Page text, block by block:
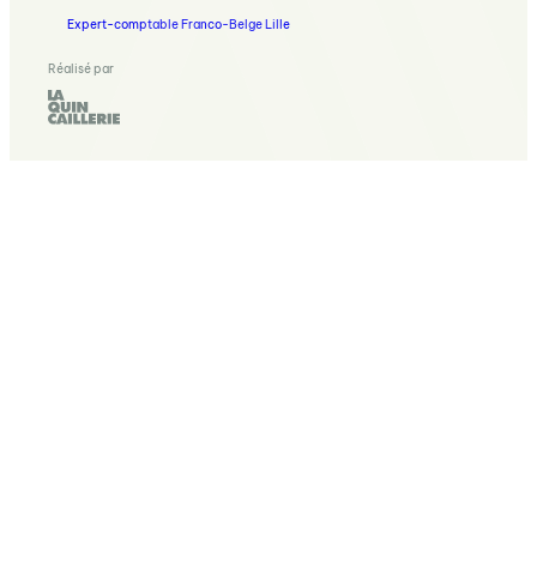
Expert-comptable Franco-Belge Lille
Réalisé par